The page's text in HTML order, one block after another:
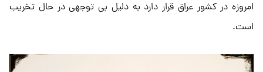
امروزه در کشور عراق قرار دارد به دلیل بی توجهی در حال تخریب
است.